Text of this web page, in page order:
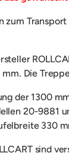
zum
Die
der 1300
20-9881
330
sind